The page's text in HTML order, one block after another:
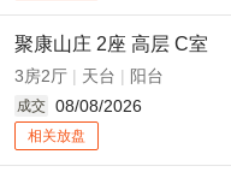
聚康山庄 2座 高层 C室
3房2厅 | 天台 | 阳台
成交 08/08/2026
相关放盘